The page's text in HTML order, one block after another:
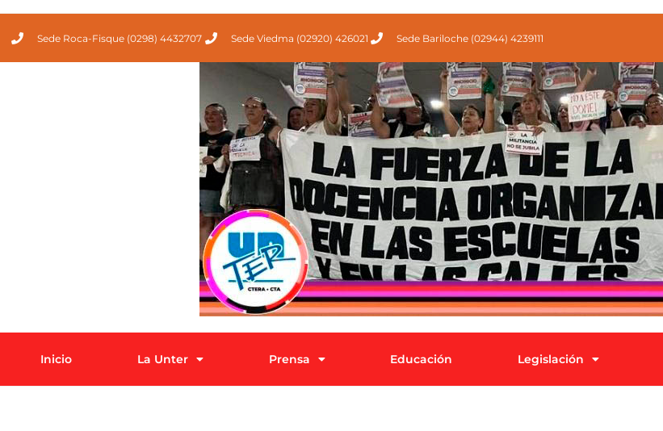
Sede Roca-Fisque (0298) 4432707 Sede Viedma (02920) 426021 Sede Bariloche (02944) 4239111
Inicio La Unter Prensa Educación Legislación